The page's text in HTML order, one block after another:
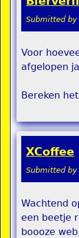
Submitted by
Voor
afgelopen
Bereken
XCoffee
Submitted by
Wachtend
een beetje
boooze